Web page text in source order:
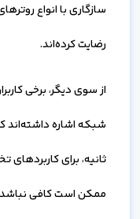
سازگاری با انواع
رضایت کرده‌اند.
از سوی دیگر، برخی
ثانیه، برای
ممکن است کافی نباشد.